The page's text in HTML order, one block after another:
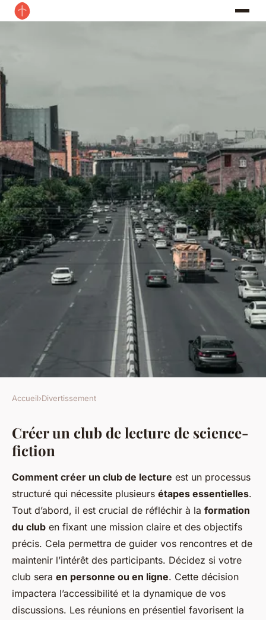
Lancez votre club de lecture
de science-fiction : un guide
incontournable pour des
échanges thématiques
passionnants !
Noham •16 février 2025• 6 min de lecture
Accueil›Divertissement
Créer un club de lecture de science-
fiction
Comment créer un club de lecture est un processus
structuré qui nécessite plusieurs étapes essentielles.
Tout d’abord, il est crucial de réfléchir à la formation
du club en fixant une mission claire et des objectifs
précis. Cela permettra de guider vos rencontres et de
maintenir l’intérêt des participants. Décidez si votre
club sera en personne ou en ligne. Cette décision
impactera l’accessibilité et la dynamique de vos
discussions. Les réunions en présentiel favorisent la